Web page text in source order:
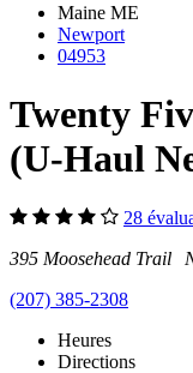
Maine ME
Newport
04953
Twenty
(U-Haul
28
395 Moosehead Trail
(207) 385-2308
Heures
Directions